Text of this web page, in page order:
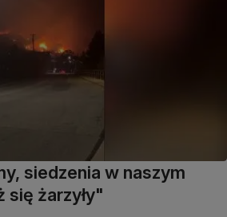
siedzenia w naszym
się żarzyły"